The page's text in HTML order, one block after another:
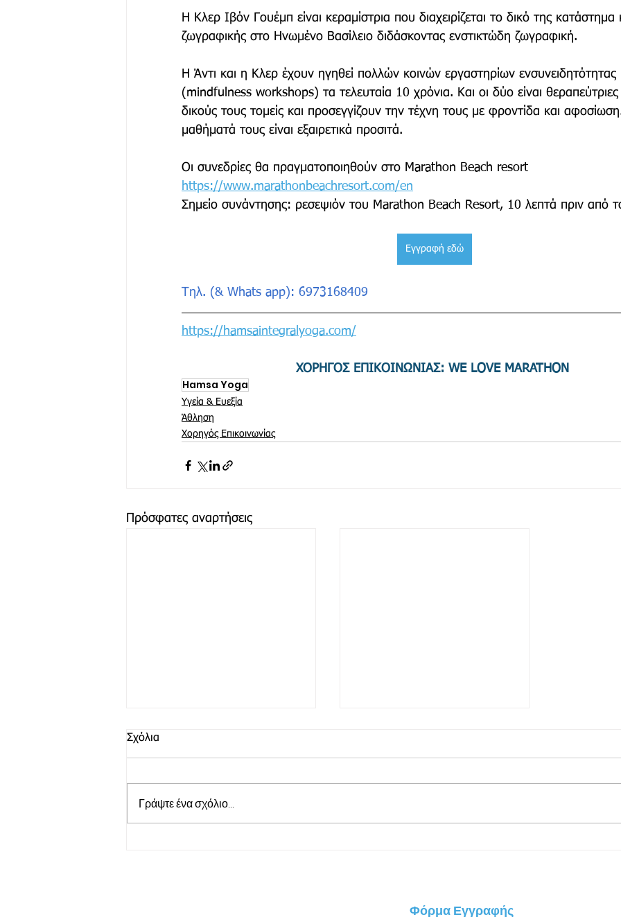
Η Κλερ Ιβόν Γουέμπ είναι κεραμίστρια που διαχειρίζεται το δικό της
ζωγραφικής στο Ηνωμένο Βασίλειο διδάσκοντας ενστικτώδη ζωγραφική.
Η Άντι και η Κλερ έχουν ηγηθεί πολλών κοινών εργαστηρίων ενσυνειδητότητας
(mindfulness workshops) τα τελευταία 10 χρόνια. Και οι δύο είναι
δικούς τους τομείς και προσεγγίζουν την τέχνη τους με φροντίδα και
μαθήματά τους είναι εξαιρετικά προσιτά.
Οι συνεδρίες θα πραγματοποιηθούν στο Marathon Beach resort
https://www.marathonbeachresort.com/en
Σημείο συνάντησης: ρεσεψιόν του Marathon Beach Resort, 10 λεπτά πριν από
Εγγραφή εδώ
Τηλ. (& Whats app): 6973168409
https://hamsaintegralyoga.com/
ΧΟΡΗΓΟΣ ΕΠΙΚΟΙΝΩΝΙΑΣ: WE LOVE MARATHON
Hamsa Yoga
Υγεία & Ευεξία
Άθληση
Χορηγός Επικοινωνίας
Πρόσφατες αναρτήσεις
Σχόλια
Γράψτε ένα σχόλιο...
Φόρμα Εγγραφής